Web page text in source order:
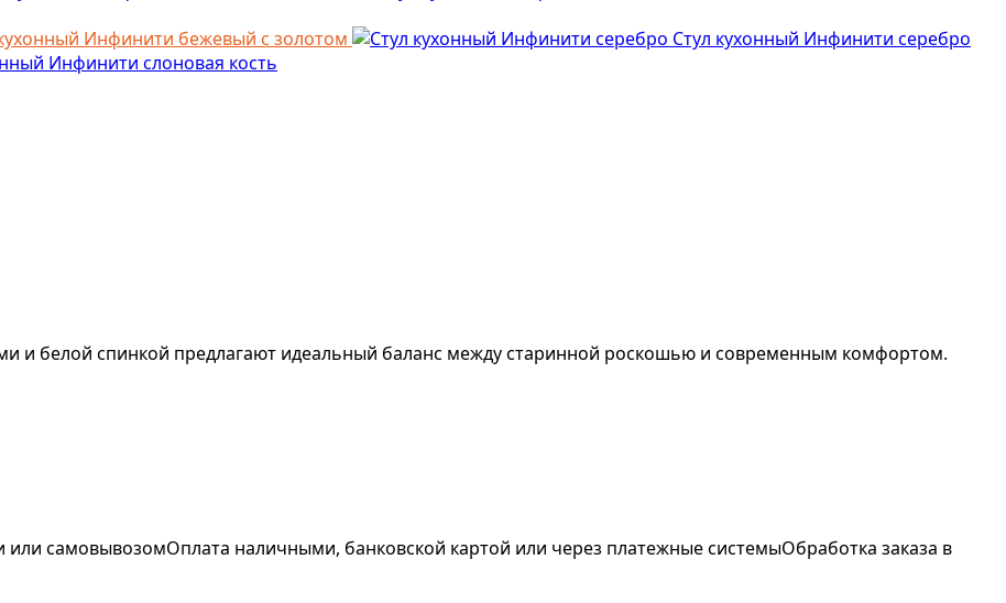
Инфинити бежевый с золотом
Стул кухонный Инфинити серебро
Инфинити слоновая кость
и белой спинкой предлагают идеальный баланс между старинной роскошью и современным комфортом.
или самовывозомОплата наличными, банковской картой или через платежные системыОбработка заказа в